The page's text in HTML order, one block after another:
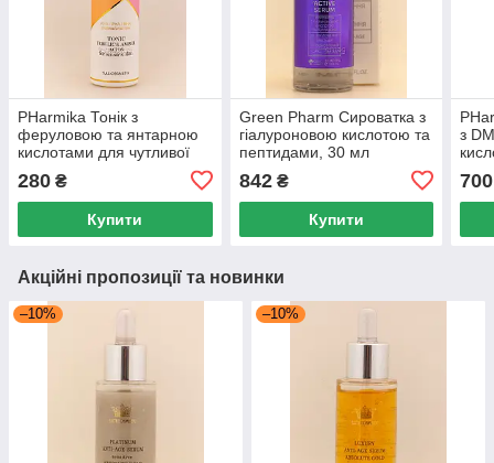
PHarmika Тонік з
феруловою та янтарною
кислотами для чутливої ​​
280 ₴
Купити
Green Pharm Сироватка з
гіалуроновою кислотою та
пептидами, 30 мл
842₴
Купити
з
700
Акційні пропозиції та новинки
–10% –10%